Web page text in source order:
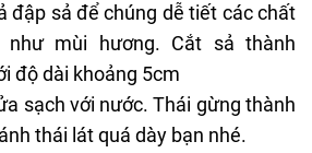
đập sả để chúng dễ tiết các chất
như mùi hương. Cắt sả thành
độ dài khoảng 5cm
sạch với nước. Thái gừng thành
thái lát quá dày bạn nhé.